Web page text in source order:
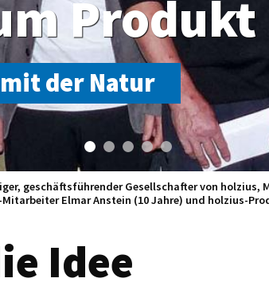
Produkt
der Natur
Idee